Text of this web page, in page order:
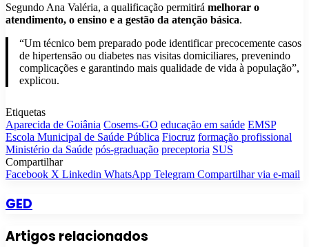
Segundo Ana Valéria, a qualificação permitirá melhorar o
atendimento, o ensino e a gestão da atenção básica.
“Um técnico bem preparado pode identificar precocemente casos
de hipertensão ou diabetes nas visitas domiciliares, prevenindo
complicações e garantindo mais qualidade de vida à população”,
explicou.
Etiquetas
Aparecida de Goiânia Cosems-GO educação em saúde EMSP
Escola Municipal de Saúde Pública Fiocruz formação profissional
Ministério da Saúde pós-graduação preceptoria SUS
Compartilhar
Facebook X Linkedin WhatsApp Telegram Compartilhar via e-mail
GED
Artigos relacionados